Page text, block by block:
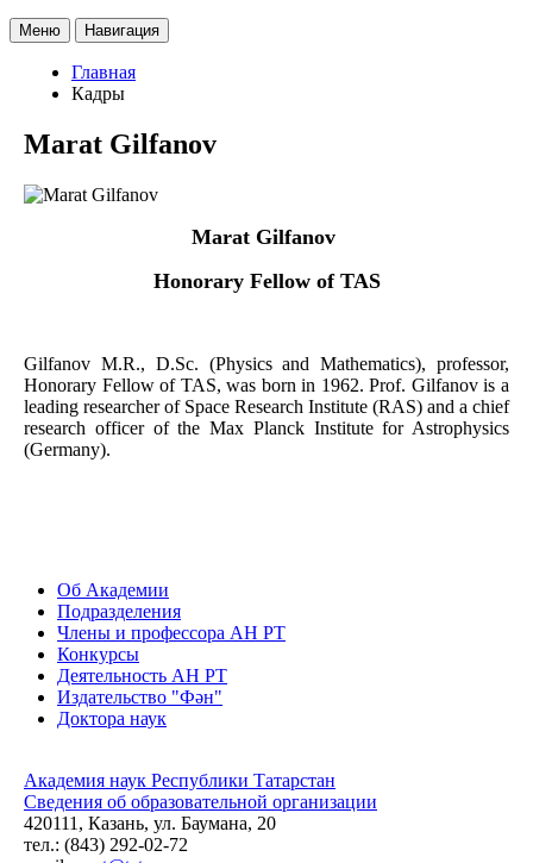
Меню Навигация
Главная
Кадры
Marat Gilfanov
Marat Gilfanov
Honorary Fellow of TAS
Gilfanov M.R., D.Sc. (Physics and Mathematics), professor,
Honorary Fellow of TAS, was born in 1962. Prof. Gilfanov is a
leading researcher of Space Research Institute (RAS) and a chief
research officer of the Max Planck Institute for Astrophysics
(Germany).
Об Академии
Подразделения
Члены и профессора АН РТ
Конкурсы
Деятельность АН РТ
Издательство "Фән"
Доктора наук
Академия наук Республики Татарстан
Сведения об образовательной организации
420111, Казань, ул. Баумана, 20
тел.: (843) 292-02-72